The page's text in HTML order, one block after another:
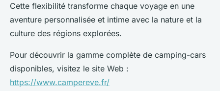
Cette flexibilité transforme chaque voyage en une
aventure personnalisée et intime avec la nature et la
culture des régions explorées.
Pour découvrir la gamme complète de camping-cars
disponibles, visitez le site Web :
https://www.campereve.fr/